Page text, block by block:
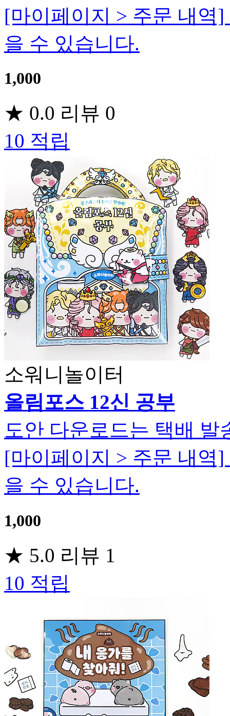
[마이페이지 > 주문 내역
을 수 있습니다.
1,000
★ 0.0 리뷰 0
10 적립
소워니놀이터
올림포스 12신 공부
도안 다운로드는 택배 발
[마이페이지 > 주문 내역
을 수 있습니다.
1,000
★ 5.0 리뷰 1
10 적립